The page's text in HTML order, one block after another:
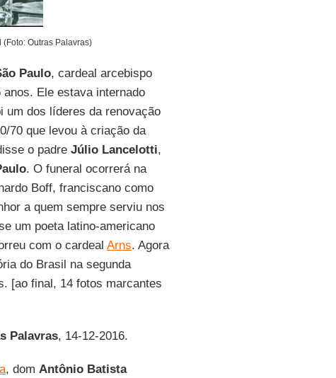
Outras Palavras)
Paulo, cardeal arcebispo
anos. Ele estava internado
um dos líderes da renovação
70 que levou à criação da
o padre Júlio Lancelotti,
. O funeral ocorrerá na
Boff, franciscano como
a quem sempre serviu nos
um poeta latino-americano
com o cardeal Arns. Agora
do Brasil na segunda
[ao final, 14 fotos marcantes
Palavras, 14-12-2016.
, dom Antônio Batista